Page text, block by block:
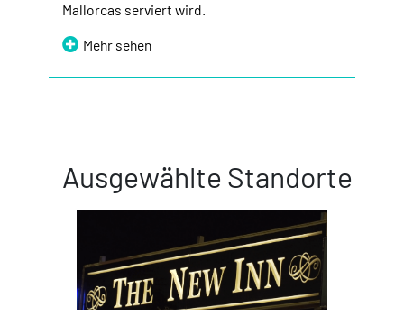
Mallorcas serviert wird.
Mehr sehen
Ausgewählte Standorte